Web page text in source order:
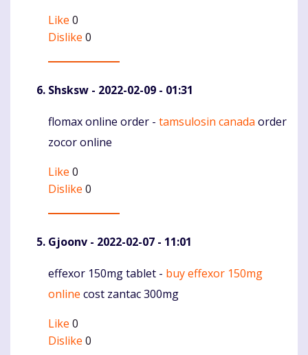
Like 0
Dislike 0
Shsksw - 2022-02-09 - 01:31
Komentaras
flomax online order - tamsulosin canada order
zocor online
Like 0
Dislike 0
Gjoonv - 2022-02-07 - 11:01
Komentaras
effexor 150mg tablet - buy effexor 150mg
online cost zantac 300mg
Like 0
Dislike 0